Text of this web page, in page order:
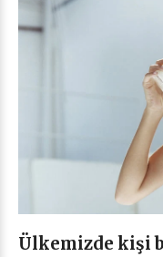
Ülkemizde kişi